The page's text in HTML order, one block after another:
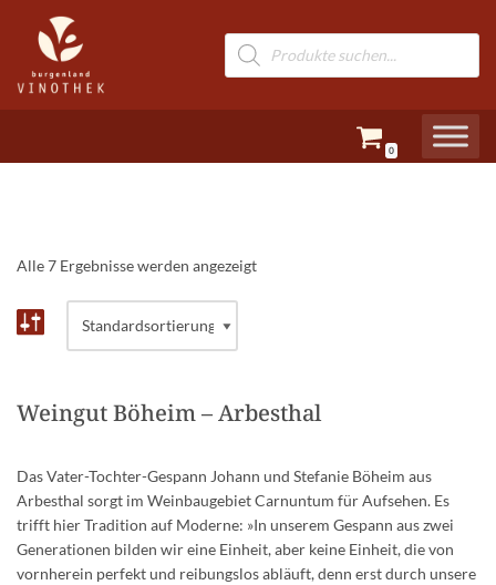
Zum
Inhalt
springen
0
Alle 7 Ergebnisse werden angezeigt
Weingut Böheim – Arbesthal
Das Vater-Tochter-Gespann Johann und Stefanie Böheim aus
Arbesthal sorgt im Weinbaugebiet Carnuntum für Aufsehen. Es
trifft hier Tradition auf Moderne: »In unserem Gespann aus zwei
Generationen bilden wir eine Einheit, aber keine Einheit, die von
vornherein perfekt und reibungslos abläuft, denn erst durch unsere